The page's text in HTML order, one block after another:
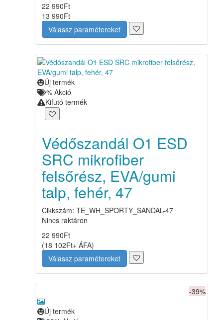
22 990Ft
13 990Ft
Válassz paramétereket
Új termék
% Akció
Kifutó termék
Védőszandál O1 ESD
SRC mikrofiber
felsőrész, EVA/gumi
talp, fehér, 47
Cikkszám: TE_WH_SPORTY_SANDAL-47
Nincs raktáron
22 990Ft
(18 102Ft+ ÁFA)
Válassz paramétereket
-39%
Új termék